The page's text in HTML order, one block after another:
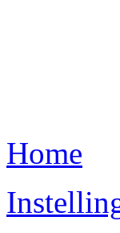
Home